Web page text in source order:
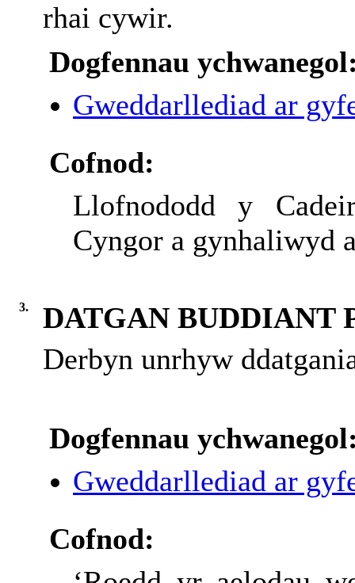
rhai cywir.
Dogfennau
Gweddarllediad ar
Cofnod:
Llofnododd y
Cyngor a gynhaliwyd
3.
DATGAN BUDDIANT
Derbyn unrhyw
Dogfennau
Gweddarllediad ar
Cofnod: